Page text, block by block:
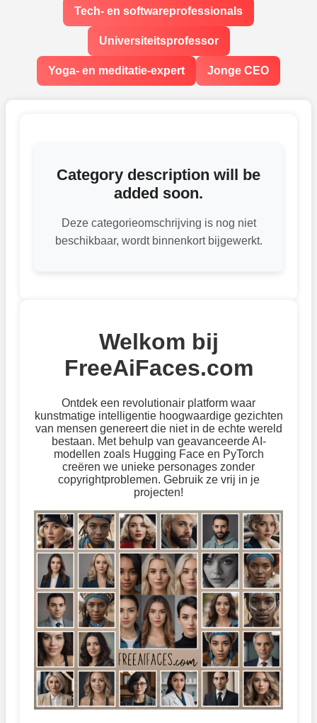
Tech- en softwareprofessionals
Universiteitsprofessor
Yoga- en meditatie-expert Jonge CEO
Category description will be
added soon.
Deze categorieomschrijving is nog niet
beschikbaar, wordt binnenkort bijgewerkt.
Welkom bij
FreeAiFaces.com
Ontdek een revolutionair platform waar
kunstmatige intelligentie hoogwaardige gezichten
van mensen genereert die niet in de echte wereld
bestaan. Met behulp van geavanceerde AI-
modellen zoals Hugging Face en PyTorch
creëren we unieke personages zonder
copyrightproblemen. Gebruik ze vrij in je
projecten!